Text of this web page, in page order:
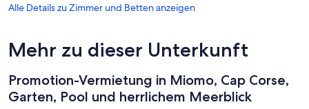
Alle Details zu Zimmer und Betten anzeigen
Mehr zu dieser Unterkunft
Promotion-Vermietung in Miomo, Cap Corse,
Garten, Pool und herrlichem Meerblick